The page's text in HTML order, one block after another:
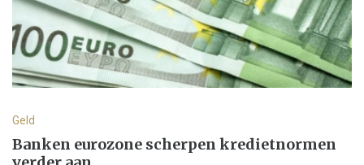
Geld
Banken eurozone scherpen kredietnormen